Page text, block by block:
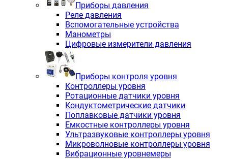
Приборы давления
Реле давления
Вспомогательные устройства
Манометры
Цифровые измерители давления
Приборы контроля уровня
Контроллеры уровня
Ротационные датчики уровня
Кондуктометрические датчики
Поплавковые датчики уровня
Емкостные контроллеры уровня
Ультразвуковые контроллеры уровня
Микроволновые контроллеры уровня
Вибрационные уровнемеры